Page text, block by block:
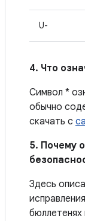
U-
4. Что
Символ *
обычно
скачать с
5. Почему
Здесь